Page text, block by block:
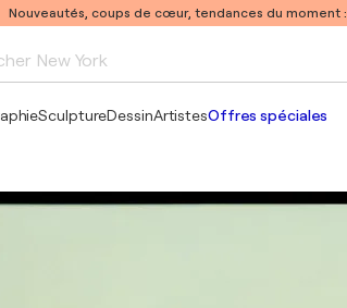
Nouveautés, coups de cœur, tendances du moment :
New York
Pablo Picasso
SculptureDessinArtistesOffres spéciales